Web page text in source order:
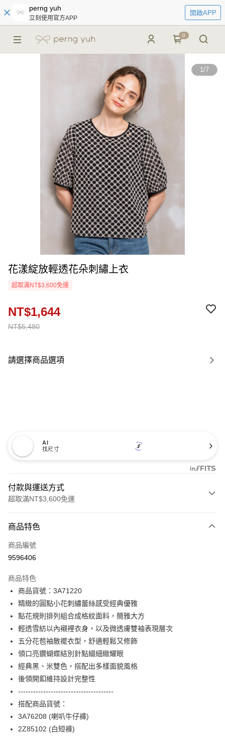
perng yuh
立刻使用官方APP
開啟APP
0
1/7
花漾綻放輕透花朵刺繡上衣
超取滿NT$3,600免運
NT$5,480
NT$1,644
請選擇商品選項
AI
找尺寸
付款與運送方式
超取滿NT$3,600免運
信用卡一次付款
信用卡分期付款
合作金庫商業銀行
華南商業銀行
上海商業儲蓄銀行
台北富邦商業銀行
國泰世華商業銀行
兆豐國際商業銀行
臺灣中小企業銀行
台中商業銀行
匯豐（台灣）商業銀行
華泰商業銀行
聯邦商業銀行
遠東國際商業銀行
元大商業銀行
永豐商業銀行
玉山商業銀行
星展（台灣）商業銀行
台新國際商業銀行
LINE Pay
Apple Pay
街口支付
AFTEE先享後付
相關說明
【關於「AFTEE先享後付」】
AFTEE先享後付是「在收到商品之後才付款」的支付方式。 讓您購物簡單
便利好安心！
１．簡單：不需註冊會員、不需綁卡、不需儲值。
２．便利：只要手機號碼，簡訊認證，即可結帳。
【「AFTEE先享後付」結帳流程】
付款後全家FamilyMart取貨
每筆NT$90，滿NT$3,600(含以上)免運費
商品特色
商品編號
9596406
商品特色
商品貨號：3A71220
精緻的圓點小花刺繡蕾絲感受經典優雅
點花規則排列組合成格紋面料，簡雅大方
輕透雪紡以內襯裡衣身，以及微透膚雙袖表現層次
五分花苞袖散襬衣型，舒適輕鬆又修飾
領口亮鑽蝴蝶結別針點綴細緻耀眼
經典黑、米雙色，搭配出多樣面貌風格
後領開釦維持設計完整性
--------------------------------------
搭配商品貨號：
3A76208 (喇叭牛仔褲)
2Z85102 (白短褲)